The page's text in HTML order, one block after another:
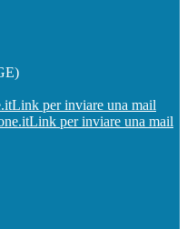
Link per inviare una mail
Link per inviare una mail